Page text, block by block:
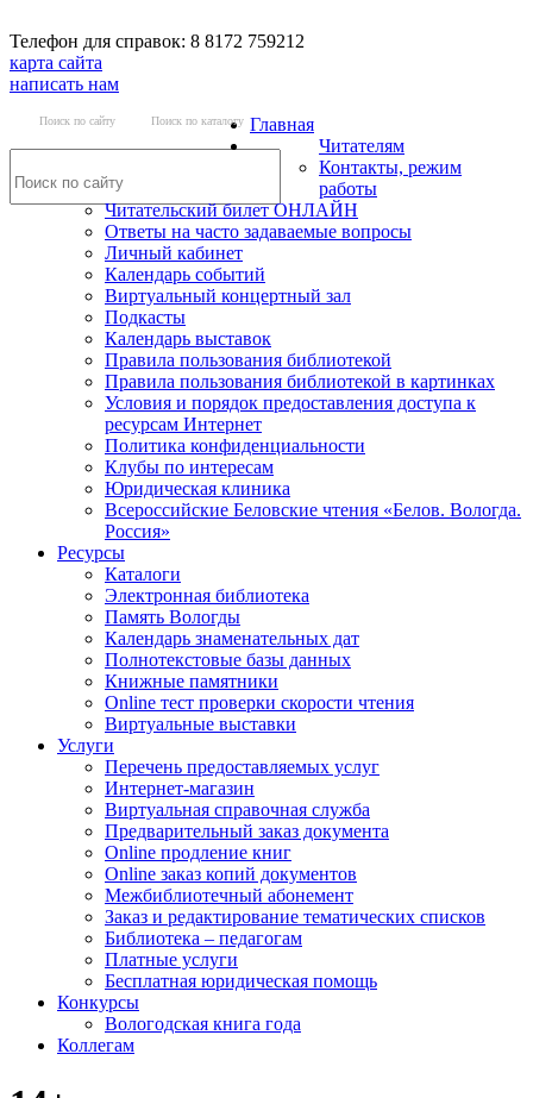
Телефон для справок: 8 8172 759212
карта сайта
написать нам
Поиск по сайту Поиск по каталогу Главная
Читателям
Контакты, режим
работы
Читательский билет ОНЛАЙН
Ответы на часто задаваемые вопросы
Личный кабинет
Календарь событий
Виртуальный концертный зал
Подкасты
Календарь выставок
Правила пользования библиотекой
Правила пользования библиотекой в картинках
Условия и порядок предоставления доступа к
ресурсам Интернет
Политика конфиденциальности
Клубы по интересам
Юридическая клиника
Всероссийские Беловские чтения «Белов. Вологда.
Россия»
Ресурсы
Каталоги
Электронная библиотека
Память Вологды
Календарь знаменательных дат
Полнотекстовые базы данных
Книжные памятники
Online тест проверки скорости чтения
Виртуальные выставки
Услуги
Перечень предоставляемых услуг
Интернет-магазин
Виртуальная справочная служба
Предварительный заказ документа
Online продление книг
Online заказ копий документов
Межбиблиотечный абонемент
Заказ и редактирование тематических списков
Библиотека – педагогам
Платные услуги
Бесплатная юридическая помощь
Конкурсы
Вологодская книга года
Коллегам